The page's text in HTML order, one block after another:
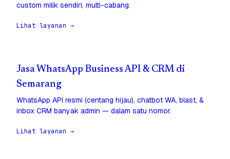
custom milik sendiri, multi-cabang.
Lihat layanan →
Jasa WhatsApp Business API & CRM di
Semarang
WhatsApp API resmi (centang hijau), chatbot WA, blast, &
inbox CRM banyak admin — dalam satu nomor.
Lihat layanan →